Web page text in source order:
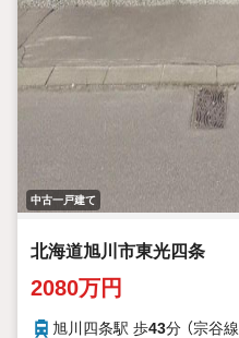
中古一戸建て
北海道旭川市東光四条
2080万円
旭川四条駅 歩43分 （宗谷線